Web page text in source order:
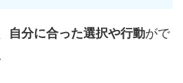
自分に合った選択や行動がで